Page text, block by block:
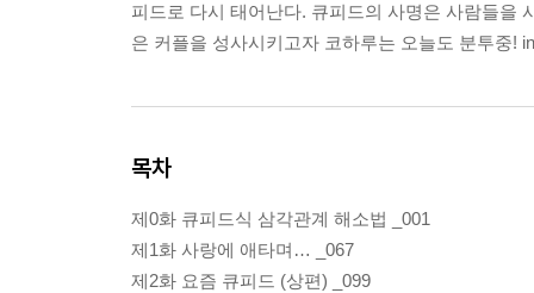
피드로 다시 태어난다. 큐피드의 사명은 사람들을
은 커플을 성사시키고자 코하루는 오늘도 분투중!
목차
제0화 큐피드식 삼각관계 해소법 _001
제1화 사랑에 애타며… _067
제2화 요즘 큐피드 (상편) _099